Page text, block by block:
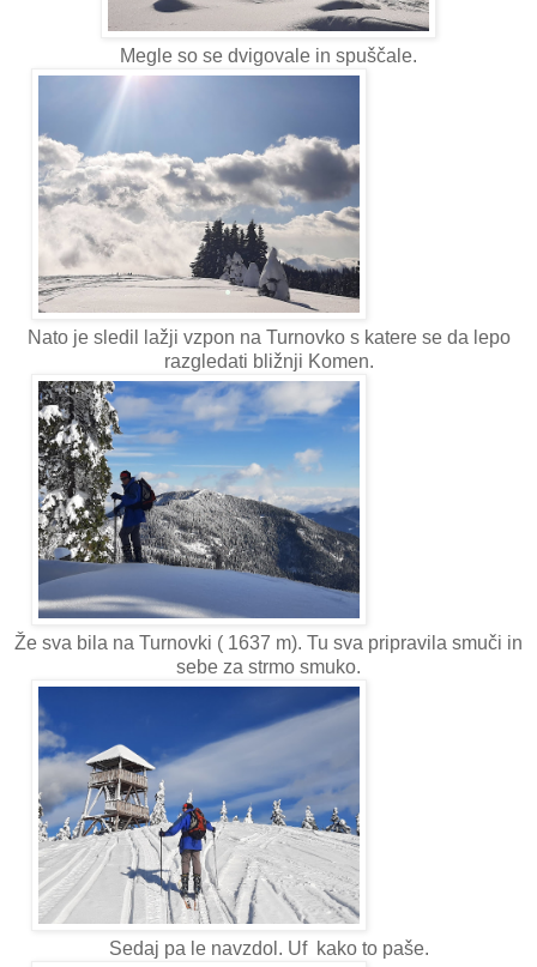
Megle so se dvigovale in spuščale.
Nato je sledil lažji vzpon na Turnovko s katere se da lepo
razgledati bližnji Komen.
Že sva bila na Turnovki ( 1637 m). Tu sva pripravila smuči in
sebe za strmo smuko.
Sedaj pa le navzdol. Uf kako to paše.